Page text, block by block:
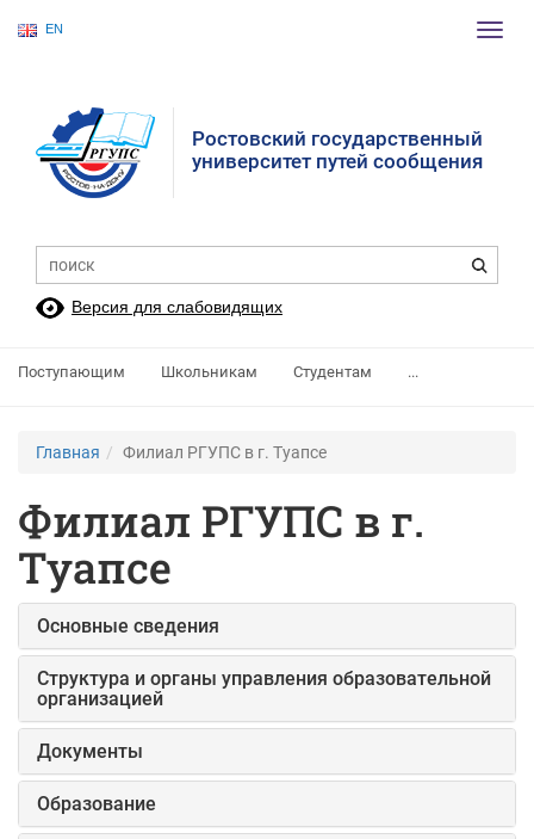
EN
Ростовский государственный
университет путей сообщения
Версия для слабовидящих
Поступающим Школьникам Студентам ...
Главная Филиал РГУПС в г. Туапсе
Филиал РГУПС в г.
Туапсе
Основные сведения
Структура и органы управления образовательной
организацией
Документы
Образование